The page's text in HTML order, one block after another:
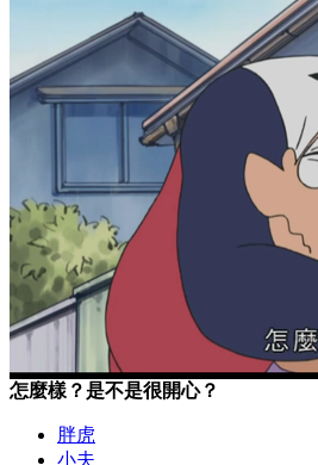
怎麼樣？是不是很開心？
胖虎
小夫